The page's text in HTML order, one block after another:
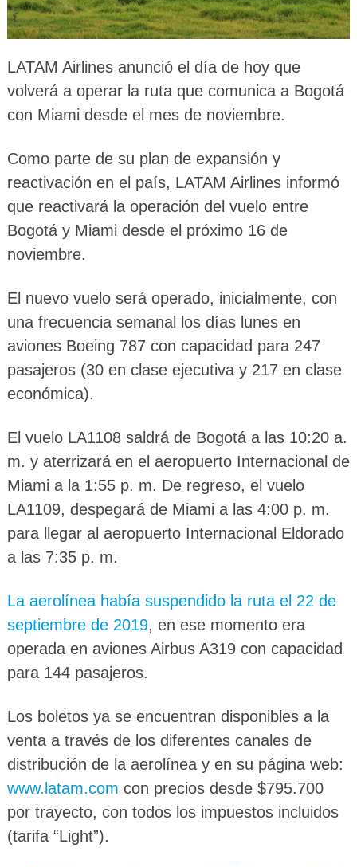
LATAM Airlines anunció el día de hoy que
volverá a operar la ruta que comunica a Bogotá
con Miami desde el mes de noviembre.
Como parte de su plan de expansión y
reactivación en el país, LATAM Airlines informó
que reactivará la operación del vuelo entre
Bogotá y Miami desde el próximo 16 de
noviembre.
El nuevo vuelo será operado, inicialmente, con
una frecuencia semanal los días lunes en
aviones Boeing 787 con capacidad para 247
pasajeros (30 en clase ejecutiva y 217 en clase
económica).
El vuelo LA1108 saldrá de Bogotá a las 10:20 a.
m. y aterrizará en el aeropuerto Internacional de
Miami a la 1:55 p. m. De regreso, el vuelo
LA1109, despegará de Miami a las 4:00 p. m.
para llegar al aeropuerto Internacional Eldorado
a las 7:35 p. m.
La aerolínea había suspendido la ruta el 22 de
septiembre de 2019, en ese momento era
operada en aviones Airbus A319 con capacidad
para 144 pasajeros.
Los boletos ya se encuentran disponibles a la
venta a través de los diferentes canales de
distribución de la aerolínea y en su página web:
www.latam.com con precios desde $795.700
por trayecto, con todos los impuestos incluidos
(tarifa “Light”).